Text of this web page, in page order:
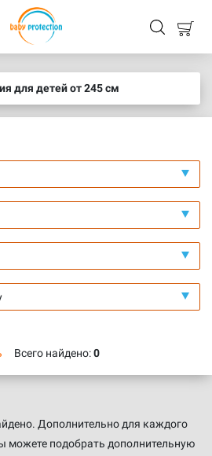
для детей от 245 см
Всего найдено:0
Дополнительно для каждого
можете подобрать дополнительную